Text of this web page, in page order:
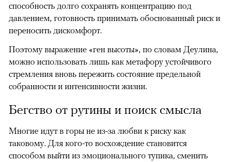
способность долго сохранять концентрацию под
давлением, готовность принимать обоснованный риск и
переносить дискомфорт.
Поэтому выражение «ген высоты», по словам Деулина,
можно использовать лишь как метафору устойчивого
стремления вновь пережить состояние предельной
собранности и интенсивности жизни.
Бегство от рутины и поиск смысла
Многие идут в горы не из-за любви к риску как
таковому. Для кого-то восхождение становится
способом выйти из эмоционального тупика, сменить